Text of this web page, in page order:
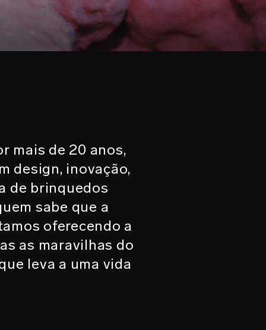
mais de 20 anos,
design, inovação,
de brinquedos
sabe que a
oferecendo a
as maravilhas do
leva a uma vida